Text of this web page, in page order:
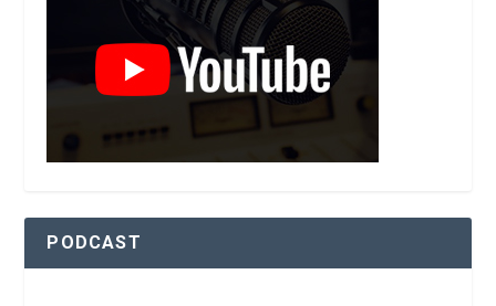
PODCAST